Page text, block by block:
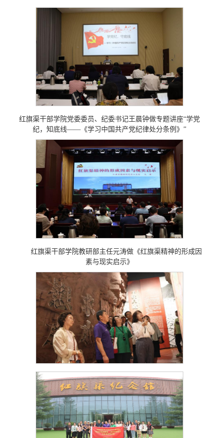
红旗渠干部学院党委委员、纪委书记王晨钟做专题讲座“学党
纪，知底线——《学习中国共产党纪律处分条例》”
红旗渠干部学院教研部主任元涛做《红旗渠精神的形成因
素与现实启示》